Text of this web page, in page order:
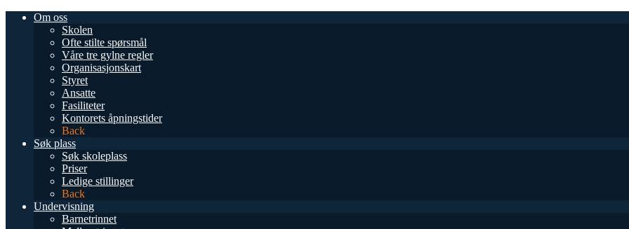
Om oss
Skolen
Ofte stilte spørsmål
Våre tre gylne regler
Organisasjonskart
Styret
Ansatte
Fasiliteter
Kontorets åpningstider
Back
Søk plass
Søk skoleplass
Priser
Ledige stillinger
Back
Undervisning
Barnetrinnet